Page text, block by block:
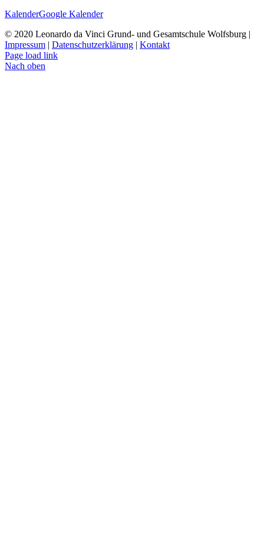
KalenderGoogle Kalender
© 2020 Leonardo da Vinci Grund- und Gesamtschule Wolfsburg |
Impressum | Datenschutzerklärung | Kontakt
Page load link
Nach oben